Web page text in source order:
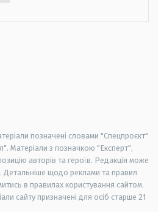
позначені словами "Спецпроєкт"
Матеріали з позначкою "Експерт",
авторів та героїв. Редакція може
Детальніше щодо реклами та правил
в правилах користування сайтом.
сайту призначені для осіб старше 21